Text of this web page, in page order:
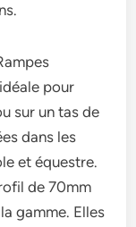
pour
sur un tas de
dans les
et équestre.
de 70mm
gamme. Elles